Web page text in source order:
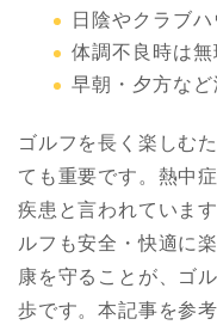
日陰やクラブ
体調不良時は
早朝・夕方な
ゴルフを長く楽しむ
ても重要です。熱中
疾患と言われていま
ルフも安全・快適に
康を守ることが、ゴ
歩です。本記事を参